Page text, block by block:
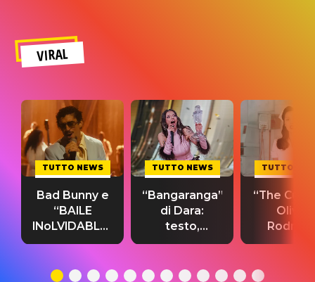
VIRAL
TUTTO NEWS
Bad Bunny e
“BAILE
INoLVIDABLE”:
testo,
significato
TUTTO NEWS
“Bangaranga”
di Dara:
testo,
traduzione e
del singolo
TUTTO
“The
Olivia
testo,